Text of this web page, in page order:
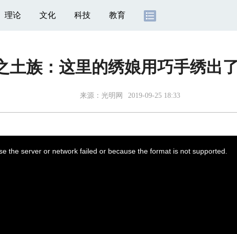
理论 文化 科技 教育
土族：这里的绣娘用巧手绣出
来源： 光明网 2019-09-25 18:33
the server or network failed or because the format is not supported.